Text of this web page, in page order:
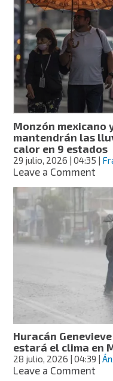
de
en
9
las
en
la
Monzón mexicano
mantendrán las
calor en 9 estados
29 julio, 2026 | 04:35 |
Leave a Commenton
22
las
en
ola
de
Huracán
estará el clima en
28 julio, 2026 | 04:39 |
Leave a Commenton